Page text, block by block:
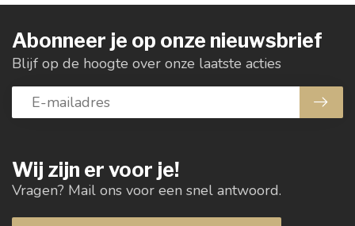
Wij zijn er voor je!
Vragen? Mail ons voor een snel antwoord.
Abonneer je op onze nieuwsbrief
Blijf op de hoogte over onze laatste acties